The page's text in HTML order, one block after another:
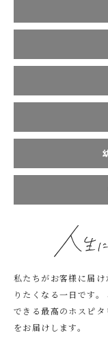
私たちがお客様に届け
りたくなる一日です。
できる最高のホスピタ
をお届けします。